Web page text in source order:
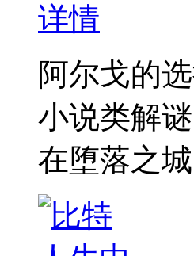
详情
阿尔戈的
小说类解
在堕落之